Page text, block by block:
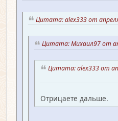
Цитата: alex333 от
Цитата: Михаил97 от
Цитата: alex333 от
Отрицаете дальше.